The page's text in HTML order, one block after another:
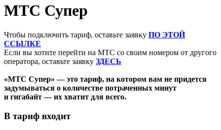
МТС Супер
Чтобы подключить тариф, оставьте заявку ПО ЭТОЙ
ССЫЛКЕ
Если вы хотите перейти на МТС со своим номером от другого
оператора, оставьте заявку ЗДЕСЬ
«МТС Супер» — это тариф, на котором вам не придется
задумываться о количестве потраченных минут
и гигабайт — их хватит для всего.
В тариф входит